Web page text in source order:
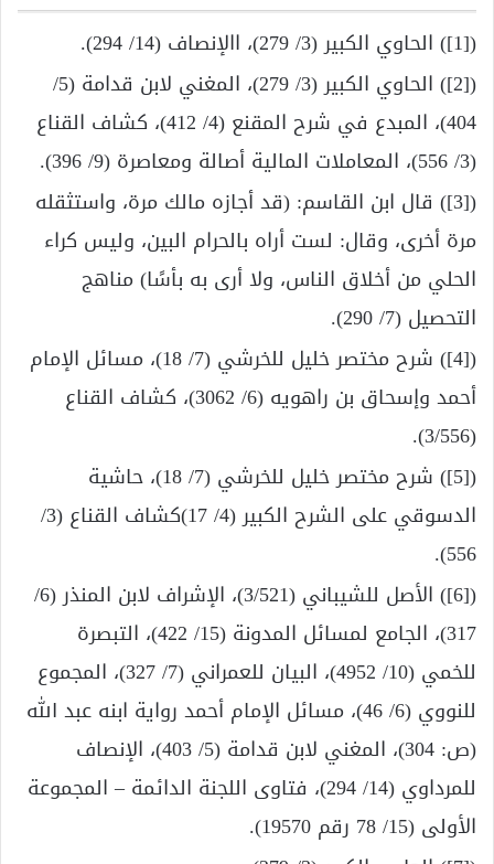
([1]) الحاوي الكبير (3/ 279)، االإنصاف (14/ 294).
([2]) الحاوي الكبير (3/ 279)، المغني لابن قدامة (5/
404)، المبدع في شرح المقنع (4/ 412)، كشاف القناع
(3/ 556)، المعاملات المالية أصالة ومعاصرة (9/ 396).
([3]) قال ابن القاسم: (قد أجازه مالك مرة، واستثقله
مرة أخرى، وقال: لست أراه بالحرام البين، وليس كراء
الحلي من أخلاق الناس، ولا أرى به بأسًا) مناهج
التحصيل (7/ 290).
([4]) شرح مختصر خليل للخرشي (7/ 18)، مسائل الإمام
أحمد وإسحاق بن راهويه (6/ 3062)، كشاف القناع
(3/556).
([5]) شرح مختصر خليل للخرشي (7/ 18)، حاشية
الدسوقي على الشرح الكبير (4/ 17)كشاف القناع (3/
556).
([6]) الأصل للشيباني (3/521)، الإشراف لابن المنذر (6/
317)، الجامع لمسائل المدونة (15/ 422)، التبصرة
للخمي (10/ 4952)، البيان للعمراني (7/ 327)، المجموع
للنووي (6/ 46)، مسائل الإمام أحمد رواية ابنه عبد الله
(ص: 304)، المغني لابن قدامة (5/ 403)، الإنصاف
للمرداوي (14/ 294)، فتاوى اللجنة الدائمة – المجموعة
الأولى (15/ 78 رقم 19570).